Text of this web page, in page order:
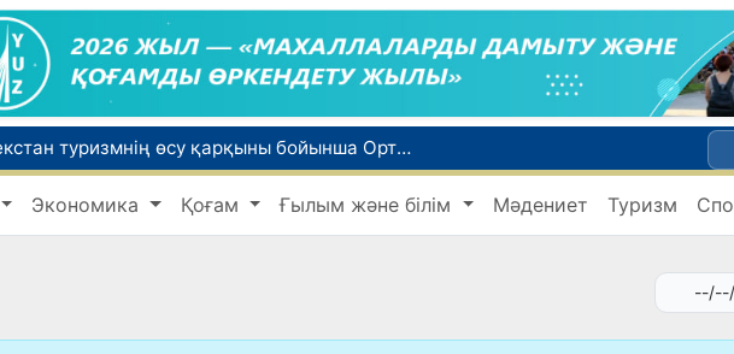
WTTC есебінде Өзбекстан туризмнің өсу қарқыны бойынша Орталық Азияда бірінші орынға шықты
Мүмкіндігі шектеулі талапкерлерге қабылдау емтихандарында қосымша уақыт беріледі
екінші тікелей жүк пойызы жөнелтілді
қанша егіз сәби дүниеге келді?
Экономика Қоғам Ғылым және білім Мәдениет Туризм